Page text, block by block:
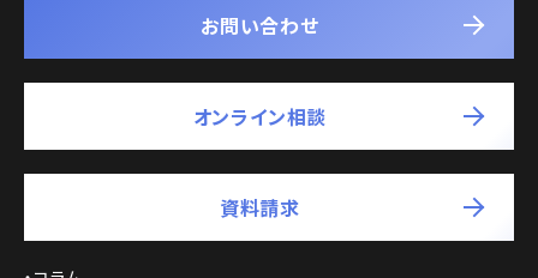
お問い合わせ
オンライン相談
資料請求